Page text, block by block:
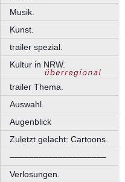
Musik.
Kunst.
trailer spezial.
Kultur in NRW.
trailer Thema.
Auswahl.
Augenblick
Zuletzt gelacht: Cartoons.
––––––––––––––––––––
Verlosungen.